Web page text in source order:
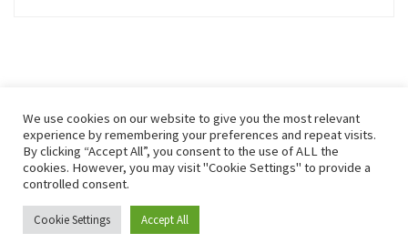
© 2026Zenonchess Ediciones– Todos los derechos reservados
Funciona con – Diseñado con el Tema Customizr
We use cookies on our website to give you the most relevant
experience by remembering your preferences and repeat visits.
By clicking “Accept All”, you consent to the use of ALL the
cookies. However, you may visit "Cookie Settings" to provide a
controlled consent.
Cookie Settings Accept All